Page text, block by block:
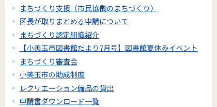
まちづくり支援（市民協働のまちづくり）
区長が取りまとめる申請について
まちづくり認定組織紹介
【小美玉市図書館だより7月号】図書館夏休みイベント
まちづくり審査会
小美玉市の助成制度
レクリエーション備品の貸出
申請書ダウンロード一覧